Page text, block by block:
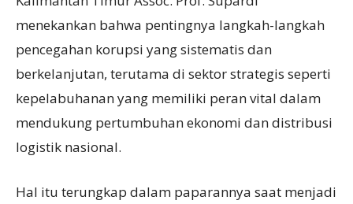
menekankan bahwa pentingnya langkah-langkah
pencegahan korupsi yang sistematis dan
berkelanjutan, terutama di sektor strategis seperti
kepelabuhanan yang memiliki peran vital dalam
mendukung pertumbuhan ekonomi dan distribusi
logistik nasional.
Hal itu terungkap dalam paparannya saat menjadi